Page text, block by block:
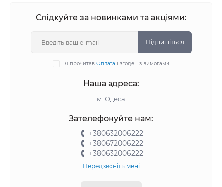
Слідкуйте за новинками та акціями:
Підпишіться
Я прочитав Оплата і згоден з вимогами
Наша адреса:
м. Одеса
Зателефонуйте нам:
+380632006222
+380672006222
+380632006222
Передзвоніть мені